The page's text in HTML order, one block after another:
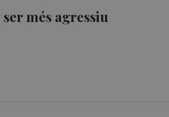
més agressiu